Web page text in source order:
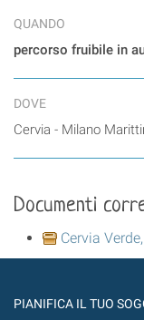
QUANDO
percorso fruibile in
DOVE
Cervia - Milano
Documenti
Cervia
PIANIFICA IL TUO